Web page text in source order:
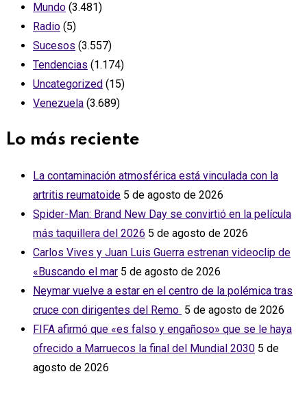
Mundo (3.481)
Radio (5)
Sucesos (3.557)
Tendencias (1.174)
Uncategorized (15)
Venezuela (3.689)
Lo más reciente
La contaminación atmosférica está vinculada con la
artritis reumatoide 5 de agosto de 2026
Spider-Man: Brand New Day se convirtió en la película
más taquillera del 2026 5 de agosto de 2026
Carlos Vives y Juan Luis Guerra estrenan videoclip de
«Buscando el mar 5 de agosto de 2026
Neymar vuelve a estar en el centro de la polémica tras
cruce con dirigentes del Remo ‎ 5 de agosto de 2026
FIFA afirmó que «es falso y engañoso» que se le haya
ofrecido a Marruecos la final del Mundial 2030 5 de
agosto de 2026